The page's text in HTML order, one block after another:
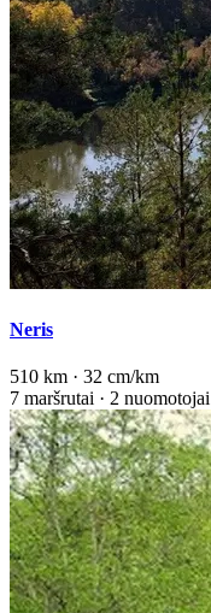
Neris
510 km · 32 cm/km
7 maršrutai · 2 nuomotojai